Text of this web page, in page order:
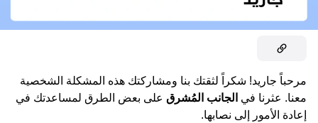
مرحباً جاريد! شكراً لثقتك بنا ومشاركتك هذه المشكلة الشخصية
معنا. عثرنا في الجانب المُشرق على بعض الطرق لمساعدتك في
إعادة الأمور إلى نصابها.